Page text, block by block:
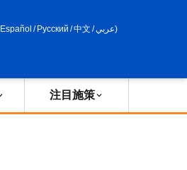
Español / Русский /中文 /عربي)
注目施策